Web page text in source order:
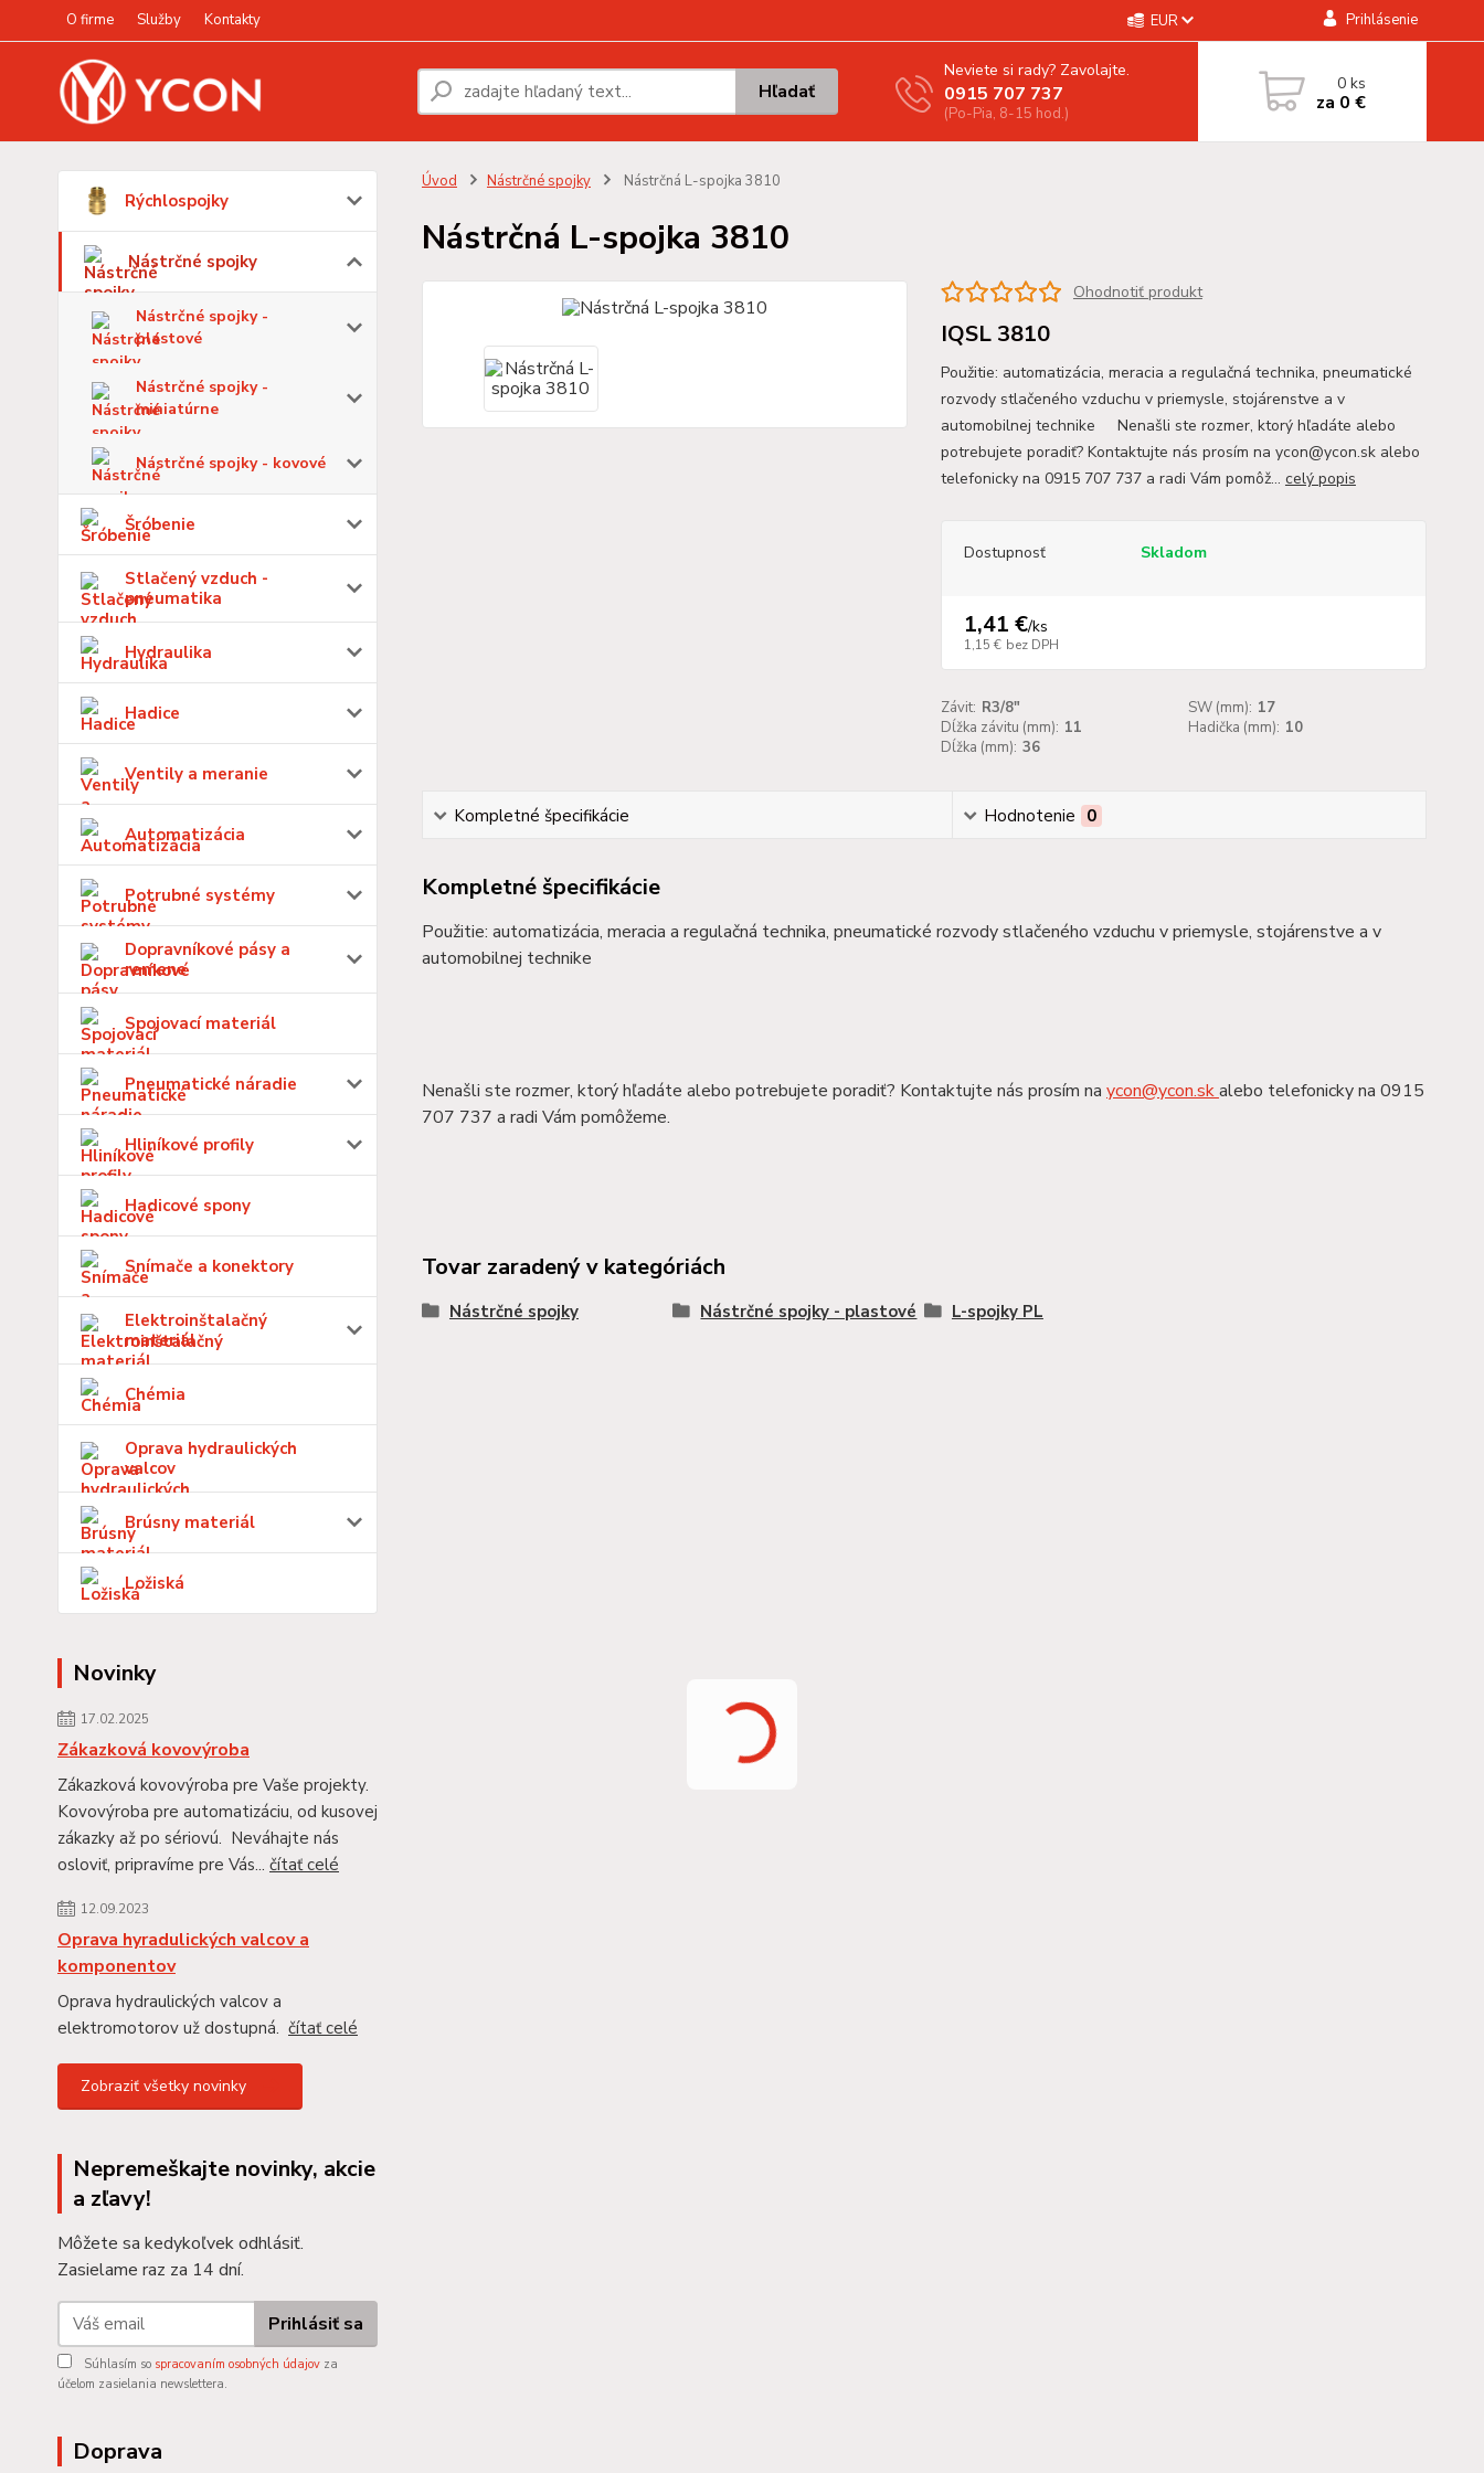
O firme Služby Kontakty EUR Prihlásenie
Hľadať
Neviete si rady? Zavolajte.
0915 707 737
(Po-Pia, 8-15 hod.)
0ks
za 0 €
Rýchlospojky
Nástrčné spojky
Nástrčné spojky -
plastové
Nástrčné spojky -
miniatúrne
Nástrčné spojky - kovové
Šróbenie
Stlačený vzduch -
pneumatika
Hydraulika
Hadice
Ventily a meranie
Automatizácia
Potrubné systémy
Dopravníkové pásy a
remene
Spojovací materiál
Pneumatické náradie
Hliníkové profily
Hadicové spony
Snímače a konektory
Elektroinštalačný
materiál
Chémia
Oprava hydraulických
valcov
Brúsny materiál
Ložiská
Novinky
17.02.2025
Zákazková kovovýroba
Zákazková kovovýroba pre Vaše projekty.
Kovovýroba pre automatizáciu, od kusovej
zákazky až po sériovú. Neváhajte nás
osloviť, pripravíme pre Vás... čítať celé
12.09.2023
Oprava hyradulických valcov a
komponentov
Oprava hydraulických valcov a
elektromotorov už dostupná. čítať celé
Zobraziť všetky novinky
Nepremeškajte novinky, akcie
a zľavy!
Môžete sa kedykoľvek odhlásiť.
Zasielame raz za 14 dní.
Prihlásiť sa
Súhlasím so spracovaním osobných údajov za
účelom zasielania newslettera.
Doprava
Úvod Nástrčné spojky Nástrčná L-spojka 3810
Nástrčná L-spojka 3810
Ohodnotiť produkt
IQSL 3810
Použitie: automatizácia, meracia a regulačná technika, pneumatické
rozvody stlačeného vzduchu v priemysle, stojárenstve a v
automobilnej technike Nenašli ste rozmer, ktorý hľadáte alebo
potrebujete poradiť? Kontaktujte nás prosím na ycon@ycon.sk alebo
telefonicky na 0915 707 737 a radi Vám pomôž... celý popis
Dostupnosť Skladom
1,41 €/ks
1,15 € bez DPH
Závit: R3/8" SW (mm): 17
Dĺžka závitu (mm): 11 Hadička (mm): 10
Dĺžka (mm): 36
Kompletné špecifikácie Hodnotenie 0
Kompletné špecifikácie
Použitie: automatizácia, meracia a regulačná technika, pneumatické rozvody stlačeného vzduchu v priemysle, stojárenstve a v
automobilnej technike
Nenašli ste rozmer, ktorý hľadáte alebo potrebujete poradiť? Kontaktujte nás prosím na ycon@ycon.skalebo telefonicky na 0915
707 737 a radi Vám pomôžeme.
Tovar zaradený v kategóriách
Nástrčné spojky Nástrčné spojky - plastové L-spojky PL